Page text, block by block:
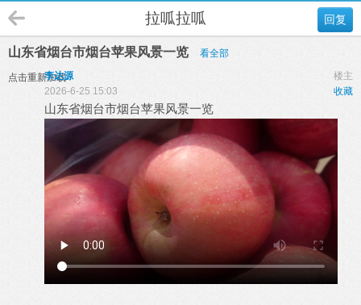
回复
拉呱拉呱
山东省烟台市烟台苹果风景一览 看全部
点击重新加载 楼主
李达源
收藏
2026-6-25 15:03
山东省烟台市烟台苹果风景一览